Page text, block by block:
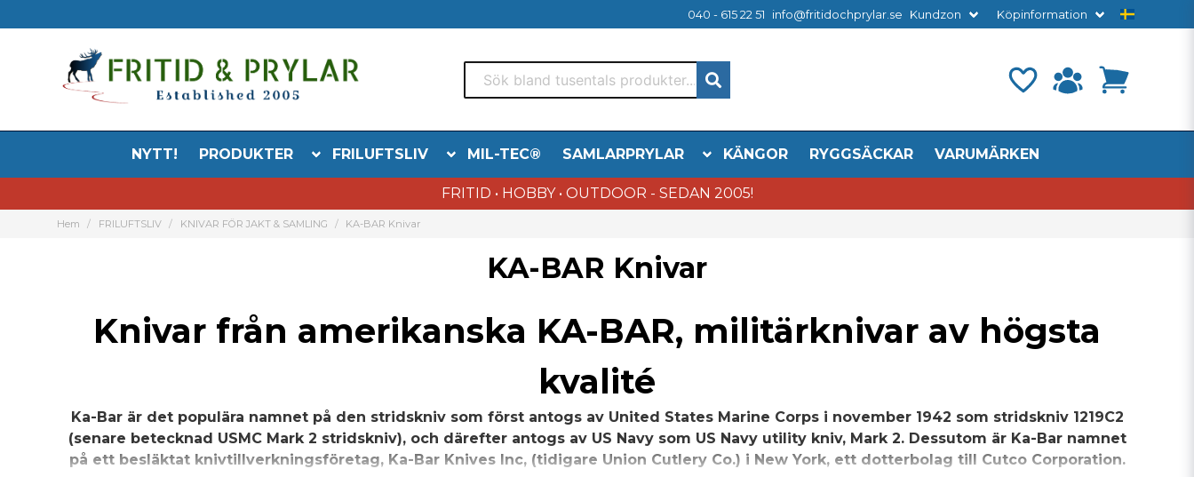
040 - 615 22 51 info@fritidochprylar.se Kundzon Köpinformation
NYTT! PRODUKTER FRILUFTSLIV MIL-TEC® SAMLARPRYLAR KÄNGOR RYGGSÄCKAR VARUMÄRKEN
FRITID • HOBBY • OUTDOOR - SEDAN 2005!
Hem FRILUFTSLIV KNIVAR FÖR JAKT & SAMLING KA-BAR Knivar
KA-BAR Knivar
Knivar från amerikanska KA-BAR, militärknivar av högsta
kvalité
Ka-Bar är det populära namnet på den stridskniv som först antogs av United States Marine Corps i november 1942 som stridskniv 1219C2
(senare betecknad USMC Mark 2 stridskniv), och därefter antogs av US Navy som US Navy utility kniv, Mark 2. Dessutom är Ka-Bar namnet
på ett besläktat knivtillverkningsföretag, Ka-Bar Knives Inc, (tidigare Union Cutlery Co.) i New York, ett dotterbolag till Cutco Corporation.